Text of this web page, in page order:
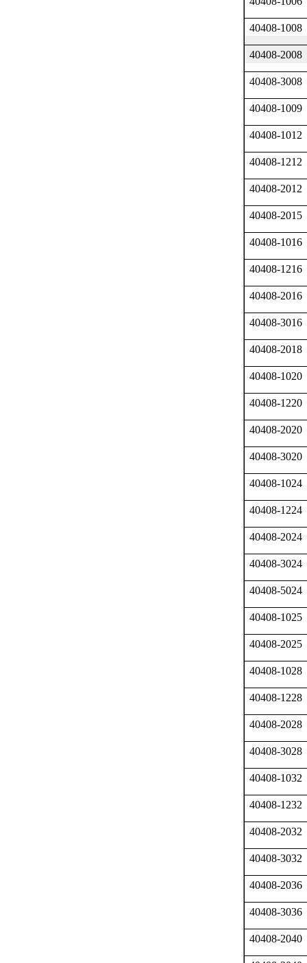
40408-1008
40408-2008
40408-3008
40408-1009
40408-1012
40408-1212
40408-2012
40408-2015
40408-1016
40408-1216
40408-2016
40408-3016
40408-2018
40408-1020
40408-1220
40408-2020
40408-3020
40408-1024
40408-1224
40408-2024
40408-3024
40408-5024
40408-1025
40408-2025
40408-1028
40408-1228
40408-2028
40408-3028
40408-1032
40408-1232
40408-2032
40408-3032
40408-2036
40408-3036
40408-2040